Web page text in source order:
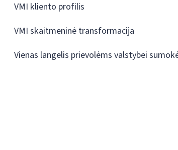
VMI kliento profilis
VMI skaitmeninė transformacija
Vienas langelis prievolėms valstybei